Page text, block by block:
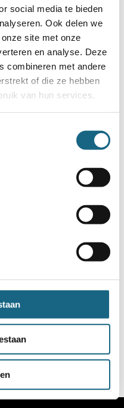
social media te bieden
Ook delen we
site met onze
en analyse. Deze
combineren met andere
of die ze hebben
van hun services.